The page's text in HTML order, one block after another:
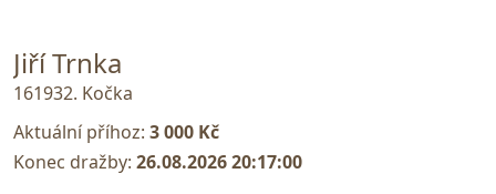
Jiří Trnka
161932. Kočka
Aktuální příhoz: 3 000 Kč
Konec dražby: 26.08.2026 20:17:00